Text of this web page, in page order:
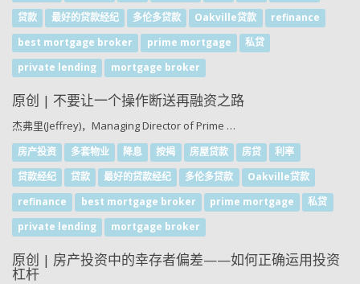
贷款
最好的贷款经纪 多伦多贷款 Oakville贷款
refinance
best mortgage broker
prime mortgage
私贷
private lending
mortgage broker
原创 | 不要让一个操作断送再融资之路
杰弗里(Jeffrey)，Managing Director of Prime …
房产投资 多套物业 降息 按揭 房屋贷款 房贷
利率
贷款经纪
贷款 最好的贷款经纪 多伦多贷款
Oakville贷款
refinance
best mortgage broker prime mortgage
私贷
private lending
mortgage broker
原创 | 房产投资中的幸存者偏差——如何正确运用投资
杠杆